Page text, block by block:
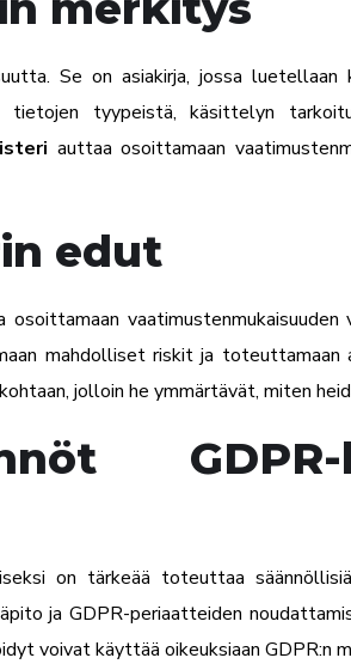
Se on asiakirja, jossa
tyypeistä, käsittelyn
auttaa osoittamaan
edut
mahdolliset riskit ja toteuttamaan
jolloin he ymmärtävät, miten
GDPR-
on tärkeää toteuttaa
ja GDPR-periaatteiden
voivat käyttää oikeuksiaan GDPR:n